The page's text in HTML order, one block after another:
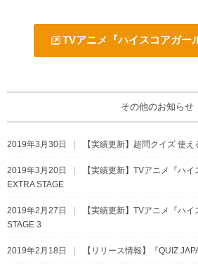
TVアニメ『ハイスコアガー
その他のお知らせ
2019年3月30日 【実績更新】超問クイズ 使
2019年3月20日
【実績更新】TVアニメ『ハ
EXTRA STAGE
2019年2月27日
【実績更新】TVアニメ『ハ
STAGE 3
2019年2月18日 【リリース情報】『QUIZ